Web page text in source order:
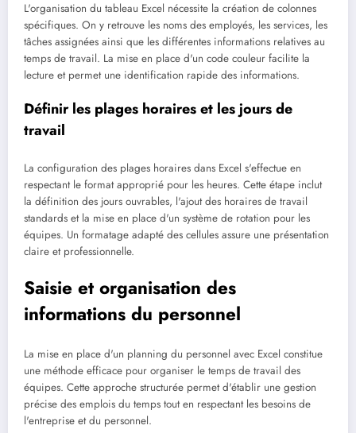
L'organisation du tableau Excel nécessite la création de colonnes
spécifiques. On y retrouve les noms des employés, les services, les
tâches assignées ainsi que les différentes informations relatives au
temps de travail. La mise en place d'un code couleur facilite la
lecture et permet une identification rapide des informations.
Définir les plages horaires et les jours de
travail
La configuration des plages horaires dans Excel s'effectue en
respectant le format approprié pour les heures. Cette étape inclut
la définition des jours ouvrables, l'ajout des horaires de travail
standards et la mise en place d'un système de rotation pour les
équipes. Un formatage adapté des cellules assure une présentation
claire et professionnelle.
Saisie et organisation des
informations du personnel
La mise en place d'un planning du personnel avec Excel constitue
une méthode efficace pour organiser le temps de travail des
équipes. Cette approche structurée permet d'établir une gestion
précise des emplois du temps tout en respectant les besoins de
l'entreprise et du personnel.